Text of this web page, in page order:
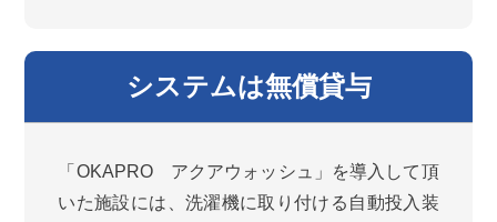
システムは無償貸与
「OKAPRO アクアウォッシュ」を導入して頂
いた施設には、洗濯機に取り付ける自動投入装